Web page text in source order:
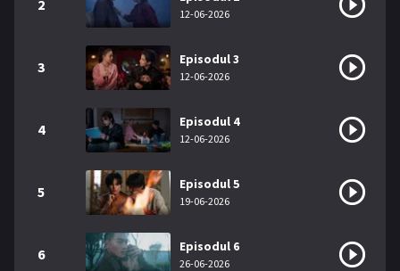
2
12-06-2026
3 Episodul 3
12-06-2026
4 Episodul 4
12-06-2026
5 Episodul 5
19-06-2026
6 Episodul 6
26-06-2026